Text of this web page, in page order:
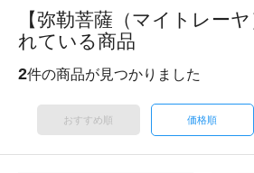
【弥勒菩薩（マイトレー
れている商品
2件の商品が見つかりました
おすすめ順 価格順